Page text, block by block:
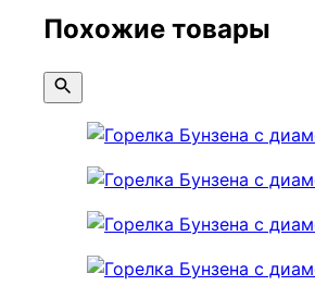
Похожие товары